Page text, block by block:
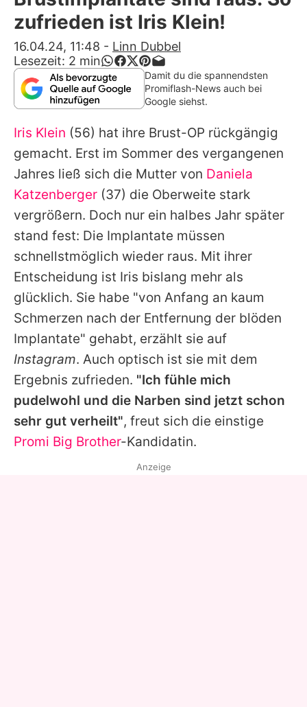
Alle Themen auf Promiflash
App runterladen
Team
Redaktionelle Richtlinien
Impressum
Datenschutzerklärung
Nutzungsbedingungen
Utiq verwalten
zufrieden ist Iris Klein!
16.04.24, 11:48 - Linn Dubbel
Lesezeit: 2 min
Damit du die spannendsten
Promiflash-News auch bei
Google siehst.
Iris Klein (56) hat ihre Brust-OP rückgängig
gemacht. Erst im Sommer des vergangenen
Jahres ließ sich die Mutter von Daniela
Katzenberger (37) die Oberweite stark
vergrößern. Doch nur ein halbes Jahr später
stand fest: Die Implantate müssen
schnellstmöglich wieder raus. Mit ihrer
Entscheidung ist Iris bislang mehr als
glücklich. Sie habe "von Anfang an kaum
Schmerzen nach der Entfernung der blöden
Implantate" gehabt, erzählt sie auf
Instagram. Auch optisch ist sie mit dem
Ergebnis zufrieden. "Ich fühle mich
pudelwohl und die Narben sind jetzt schon
sehr gut verheilt", freut sich die einstige
Promi Big Brother-Kandidatin.
Anzeige